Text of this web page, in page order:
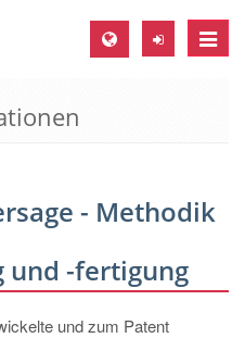
Toggle
- Methodik
und -fertigung
und zum Patent